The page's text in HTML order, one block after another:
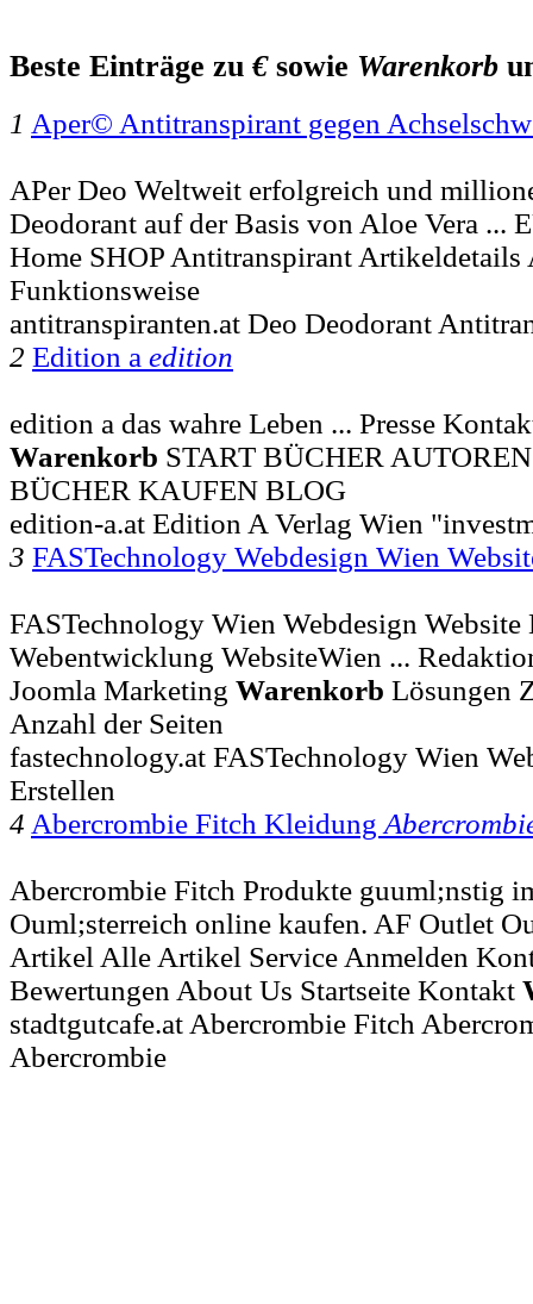
Beste Einträge zu €sowie Warenkorb
1 Aper© Antitranspirant gegen
APer Deo Weltweit erfolgreich und
Deodorant auf der Basis von Aloe Vera ...
Home SHOP Antitranspirant
Funktionsweise
antitranspiranten.at Deo Deodorant
2 Edition a edition
edition a das wahre Leben ... Presse
Warenkorb START BÜCHER
BÜCHER KAUFEN BLOG
edition-a.at Edition A Verlag Wien
3 FASTechnology Webdesign Wien
FASTechnology Wien Webdesign Website
Webentwicklung WebsiteWien ...
Joomla Marketing Warenkorb Lösungen
Anzahl der Seiten
fastechnology.at FASTechnology Wien
Erstellen
4 Abercrombie Fitch Kleidung
Abercrombie Fitch Produkte guuml;nstig
Ouml;sterreich online kaufen. AF Outlet
Artikel Alle Artikel Service Anmelden
Bewertungen About Us Startseite Kontakt
stadtgutcafe.at Abercrombie Fitch
Abercrombie